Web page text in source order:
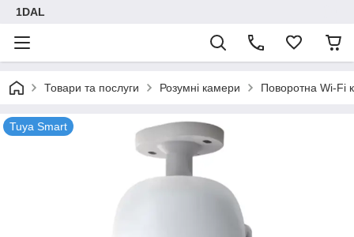
1DAL
Товари та послуги Розумні камери Поворотна Wi-Fi
Tuya Smart